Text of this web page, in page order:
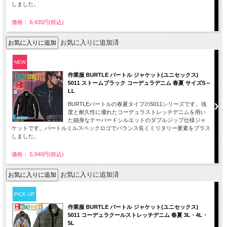
しました。
価格： 6,435円(税込)
お気に入りに追加済
NEW
作業服 BURTLE バートル ジャケット(ユニセックス)
5011 ストームブラック コーデュラデニム 春夏 サイズS～
LL
BURTLEバートルの春夏タイプの5011シリーズです。強
度と耐久性に優れたコーデュラストレッチデニムを用い
た細身なテーパードシルエットのダブルジップ仕様ジャ
ケットです。バートルミルスペックロゴでバランス良くミリタリー要素をプラス
しました。
価格： 5,940円(税込)
お気に入りに追加済
PICK UP
作業服 BURTLE バートル ジャケット(ユニセックス)
5011 コーデュラクールストレッチデニム 春夏 3L・4L・
5L